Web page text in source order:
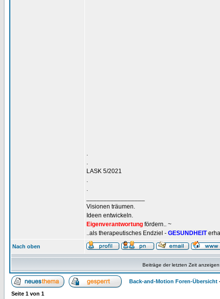
.
.
LASK 5/2021
.
.
Visionen träumen.
Ideen entwickeln.
Eigenverantwortung fördern.. ~
..als therapeutisches Endziel - GESUNDHEIT
Nach oben
Beiträge der letzten Zeit
Back-and-Motion Foren-Übersicht
Seite 1 von 1